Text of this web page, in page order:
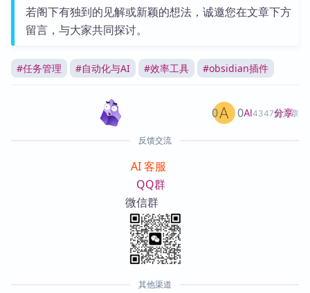
若阁下有独到的见解或新颖的想法，诚邀您在文章下方
留言，与大家共同探讨。
#任务管理 #自动化与AI #效率工具 #obsidian插件
AI4347篇文章
0 0 分享
反馈交流
AI 客服
QQ群
微信群
其他渠道